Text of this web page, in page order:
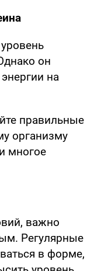
он
на
правильные
организму
многое
важно
Регулярные
в форме,